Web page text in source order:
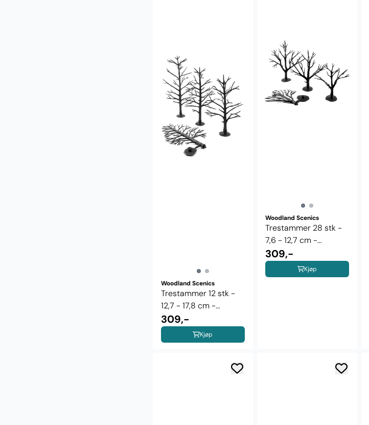
Woodland Scenics
Trestammer 12 stk -
12,7 - 17,8 cm -
Woodland ...
309,-
Kjøp
Woodland Scenics
Trestammer 28 stk -
7,6 - 12,7 cm -
Woodland ...
309,-
Kjøp